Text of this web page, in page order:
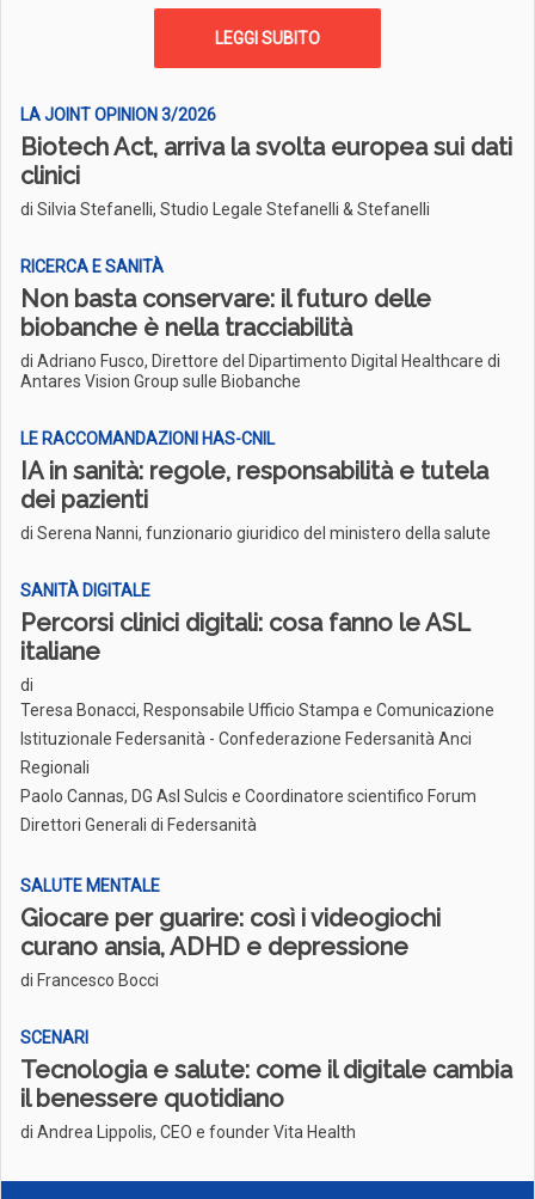
LEGGI SUBITO
LA JOINT OPINION 3/2026
Biotech Act, arriva la svolta europea sui dati
clinici
di Silvia Stefanelli, Studio Legale Stefanelli & Stefanelli
RICERCA E SANITÀ
Non basta conservare: il futuro delle
biobanche è nella tracciabilità
di Adriano Fusco, Direttore del Dipartimento Digital Healthcare di
Antares Vision Group sulle Biobanche
LE RACCOMANDAZIONI HAS-CNIL
IA in sanità: regole, responsabilità e tutela
dei pazienti
di Serena Nanni, funzionario giuridico del ministero della salute
SANITÀ DIGITALE
Percorsi clinici digitali: cosa fanno le ASL
italiane
di
Teresa Bonacci, Responsabile Ufficio Stampa e Comunicazione
Istituzionale Federsanità - Confederazione Federsanità Anci
Regionali
Paolo Cannas, DG Asl Sulcis e Coordinatore scientifico Forum
Direttori Generali di Federsanità
SALUTE MENTALE
Giocare per guarire: così i videogiochi
curano ansia, ADHD e depressione
di Francesco Bocci
SCENARI
Tecnologia e salute: come il digitale cambia
il benessere quotidiano
di Andrea Lippolis, CEO e founder Vita Health